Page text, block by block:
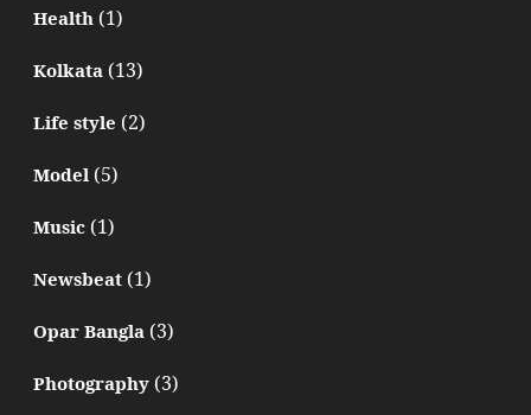
Health(1)
Kolkata(13)
Life style (2)
Model(5)
Music(1)
Newsbeat(1)
Opar Bangla(3)
Photography(3)